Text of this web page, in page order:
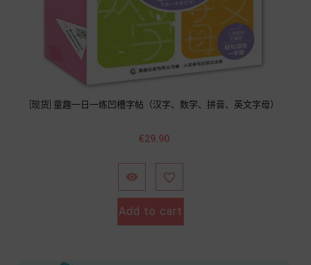
[现货] 童趣一日一练凹槽字帖（汉字、数学、拼音、英文字母）
價
€29.90
 
Add to cart